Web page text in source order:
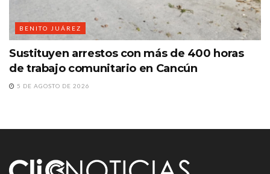
BENITO JUÁREZ
Sustituyen arrestos con más de 400 horas
de trabajo comunitario en Cancún
5 DE AGOSTO DE 2026